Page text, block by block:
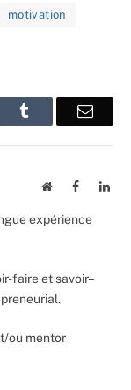
motivation
Email
WebsiteFacebook
expérience
faire et savoir–
ou mentor